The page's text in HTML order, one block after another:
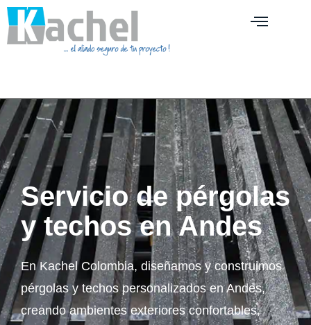
Servicio de pérgolas
y techos en Andes
En Kachel Colombia, diseñamos y construimos
pérgolas y techos personalizados en Andes,
creando ambientes exteriores confortables,